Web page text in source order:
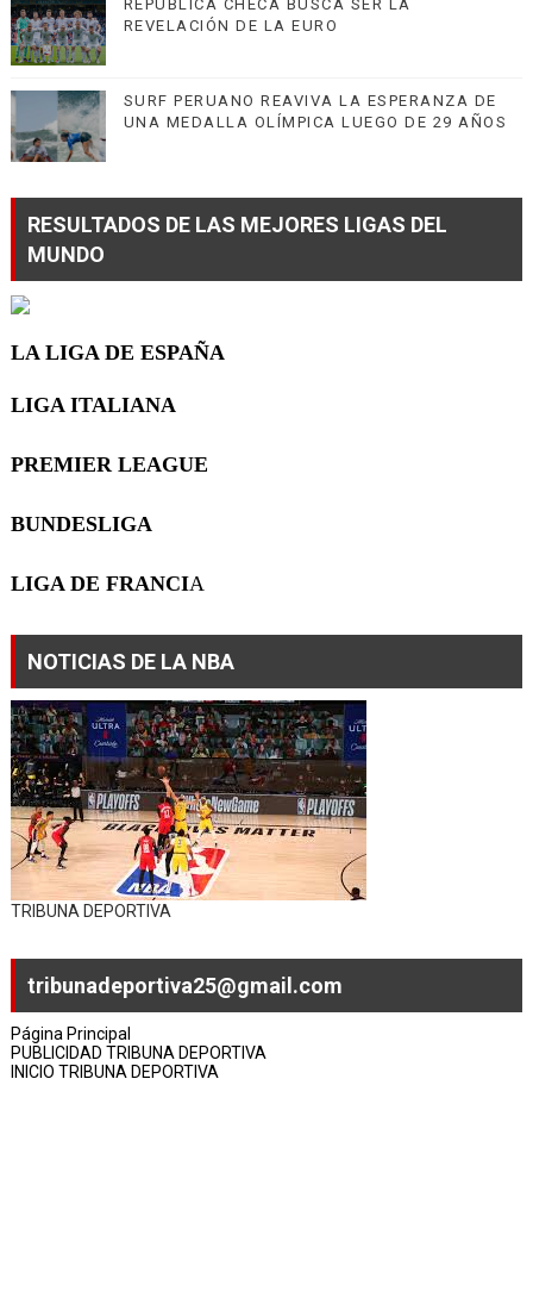
REPÚBLICA CHECA BUSCA SER LA
REVELACIÓN DE LA EURO
SURF PERUANO REAVIVA LA ESPERANZA DE
UNA MEDALLA OLÍMPICA LUEGO DE 29 AÑOS
RESULTADOS DE LAS MEJORES LIGAS DEL
MUNDO
LA LIGA DE ESPAÑA
LIGA ITALIANA
PREMIER LEAGUE
BUNDESLIGA
LIGA DE FRANCIA
NOTICIAS DE LA NBA
TRIBUNA DEPORTIVA
tribunadeportiva25@gmail.com
Página Principal
PUBLICIDAD TRIBUNA DEPORTIVA
INICIO TRIBUNA DEPORTIVA